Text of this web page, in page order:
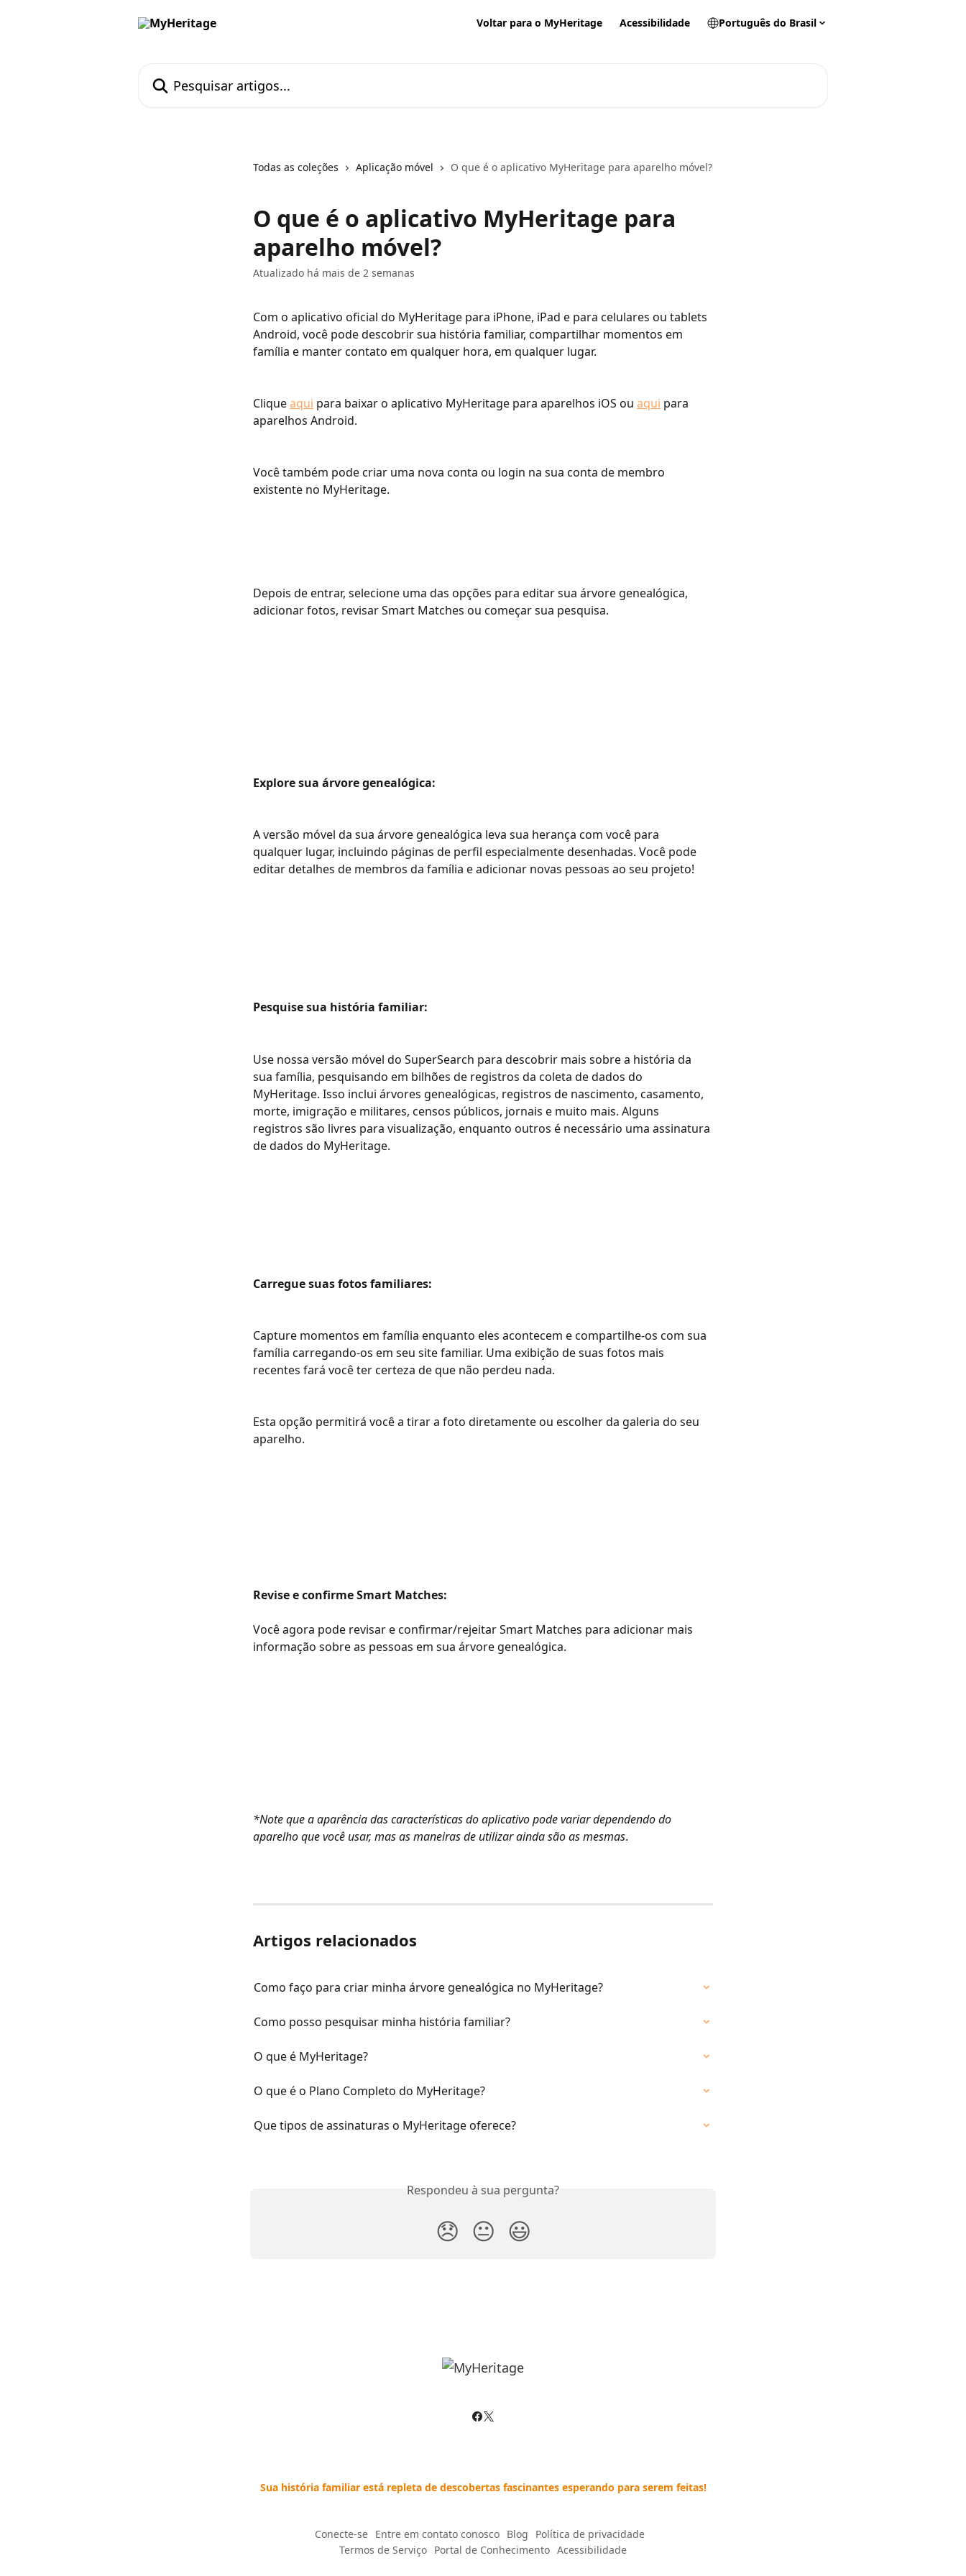
Voltar para o MyHeritage Acessibilidade Português do Brasil
Todas as coleções Aplicação móvel O que é o aplicativo MyHeritage para aparelho móvel?
O que é o aplicativo MyHeritage para
aparelho móvel?
Atualizado há mais de 2 semanas
Com o aplicativo oficial do MyHeritage para iPhone, iPad e para celulares ou tablets
Android, você pode descobrir sua história familiar, compartilhar momentos em
família e manter contato em qualquer hora, em qualquer lugar.
Clique aqui para baixar o aplicativo MyHeritage para aparelhos iOS ou aqui para
aparelhos Android.
Você também pode criar uma nova conta ou login na sua conta de membro
existente no MyHeritage.
Depois de entrar, selecione uma das opções para editar sua árvore genealógica,
adicionar fotos, revisar Smart Matches ou começar sua pesquisa.
Explore sua árvore genealógica:
A versão móvel da sua árvore genealógica leva sua herança com você para
qualquer lugar, incluindo páginas de perfil especialmente desenhadas. Você pode
editar detalhes de membros da família e adicionar novas pessoas ao seu projeto!
Pesquise sua história familiar:
Use nossa versão móvel do SuperSearch para descobrir mais sobre a história da
sua família, pesquisando em bilhões de registros da coleta de dados do
MyHeritage. Isso inclui árvores genealógicas, registros de nascimento, casamento,
morte, imigração e militares, censos públicos, jornais e muito mais. Alguns
registros são livres para visualização, enquanto outros é necessário uma assinatura
de dados do MyHeritage.
Carregue suas fotos familiares:
Capture momentos em família enquanto eles acontecem e compartilhe-os com sua
família carregando-os em seu site familiar. Uma exibição de suas fotos mais
recentes fará você ter certeza de que não perdeu nada.
Esta opção permitirá você a tirar a foto diretamente ou escolher da galeria do seu
aparelho.
Revise e confirme Smart Matches:
Você agora pode revisar e confirmar/rejeitar Smart Matches para adicionar mais
informação sobre as pessoas em sua árvore genealógica.
*Note que a aparência das características do aplicativo pode variar dependendo do
aparelho que você usar, mas as maneiras de utilizar ainda são as mesmas.
Artigos relacionados
Como faço para criar minha árvore genealógica no MyHeritage?
Como posso pesquisar minha história familiar?
O que é MyHeritage?
O que é o Plano Completo do MyHeritage?
Que tipos de assinaturas o MyHeritage oferece?
Respondeu à sua pergunta?
😞 😐 😃
Sua história familiar está repleta de descobertas fascinantes esperando para serem feitas!
Conecte-se-- Entre em contato conosco-- Blog Política de privacidade--
Termos de Serviço Portal de Conhecimento Acessibilidade